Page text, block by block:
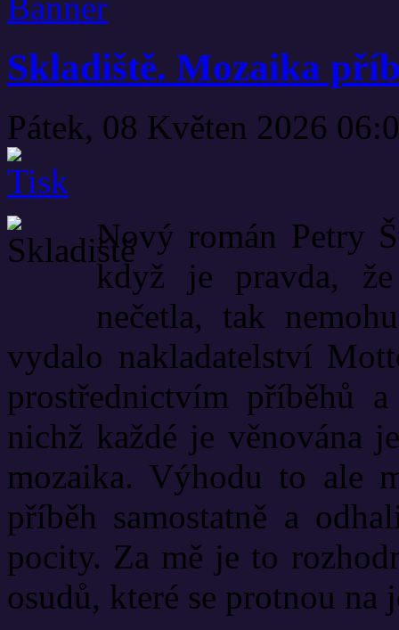
Skladiště. Mozaika
Pátek, 08 Květen 2026
Nový román Petry
když je pravda,
nečetla, tak
vydalo nakladatelství
prostřednictvím příběhů
nichž každé je věnována
mozaika. Výhodu to ale
příběh samostatně a
pocity. Za mě je to
osudů, které se protnou na